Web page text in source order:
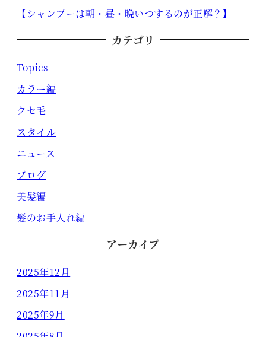
【シャンプーは朝・昼・晩いつするのが正解？】
カテゴリ
Topics
カラー編
クセ毛
スタイル
ニュース
ブログ
美髪編
髪のお手入れ編
アーカイブ
2025年12月
2025年11月
2025年9月